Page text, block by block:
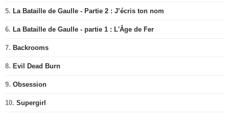
5. La Bataille de Gaulle - Partie 2 : J’écris ton nom
6. La Bataille de Gaulle - partie 1 : L'Âge de Fer
7. Backrooms
8. Evil Dead Burn
9. Obsession
10. Supergirl